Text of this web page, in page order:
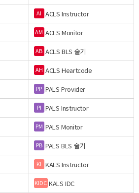
AI ACLS Instructor
AM ACLS Monitor
AB ACLS BLS 술기
AH ACLS Heartcode
PP PALS Provider
PI PALS Instructor
PM PALS Monitor
PB PALS BLS 술기
KI KALS Instructor
KIDC KALS IDC